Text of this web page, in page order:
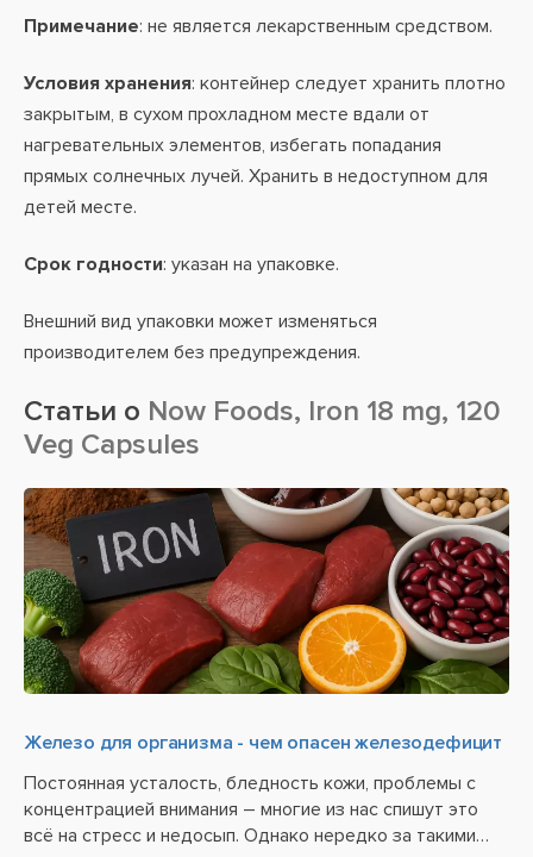
Примечание: не является лекарственным средством.
Условия хранения: контейнер следует хранить плотно
закрытым, в сухом прохладном месте вдали от
нагревательных элементов, избегать попадания
прямых солнечных лучей. Хранить в недоступном для
детей месте.
Срок годности: указан на упаковке.
Внешний вид упаковки может изменяться
производителем без предупреждения.
Статьи о Now Foods, Iron 18 mg, 120
Veg Capsules
Железо для организма - чем опасен железодефицит
Постоянная усталость, бледность кожи, проблемы с
концентрацией внимания – многие из нас спишут это
всё на стресс и недосып. Однако нередко за такими